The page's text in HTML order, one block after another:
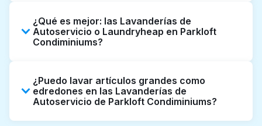
ubicación abierta más cercana. Como
alternativa, puedes reservar con
Laundryheap para obtener servicio de
Condiminiums, ofreciendo servicio
conveniente de recojo y entrega de
una Lavandería de Autoservicio.
¿Qué es mejor: las Lavanderías de
Autoservicio o Laundryheap en Parkloft
Condiminiums?
buena opción para lavar por cuenta propia si
tienes tiempo para ir y esperar. Por otro lado,
¿Puedo lavar artículos grandes como
edredones en las Lavanderías de
Autoservicio de Parkloft Condiminiums?